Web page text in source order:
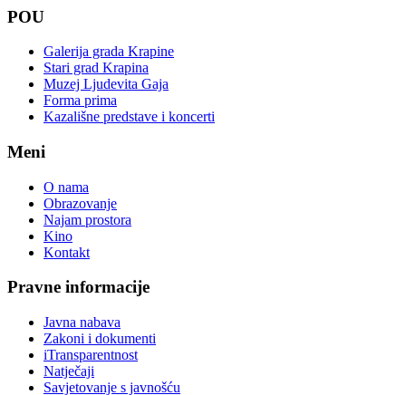
POU
Galerija grada Krapine
Stari grad Krapina
Muzej Ljudevita Gaja
Forma prima
Kazališne predstave i koncerti
Meni
O nama
Obrazovanje
Najam prostora
Kino
Kontakt
Pravne informacije
Javna nabava
Zakoni i dokumenti
iTransparentnost
Natječaji
Savjetovanje s javnošću